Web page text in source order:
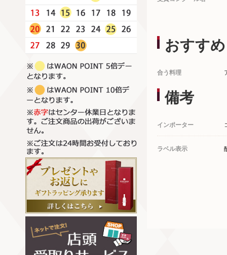
おすすめ
合う料理
備考
インポーター
ラベル表示